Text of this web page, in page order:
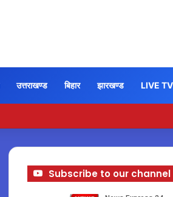
उत्तराखण्ड बिहार झारखण्ड LIVE TV
Subscribe to our channel